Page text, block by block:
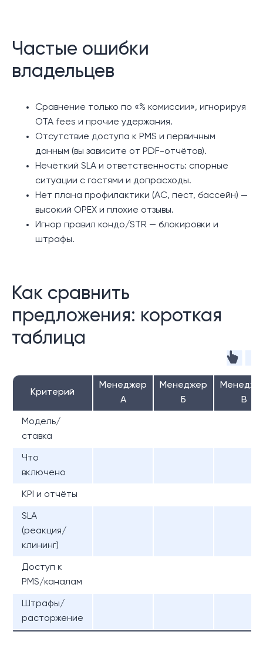
Частые ошибки
владельцев
Сравнение только по «% комиссии», игнорируя
OTA fees и прочие удержания.
Отсутствие доступа к PMS и первичным
данным (вы зависите от PDF-отчётов).
Нечёткий SLA и ответственность: спорные
ситуации с гостями и допрасходы.
Нет плана профилактики (AC, пест, бассейн) —
высокий OPEX и плохие отзывы.
Игнор правил кондо/STR — блокировки и
штрафы.
Как сравнить
предложения: короткая
таблица
Критерий
Менеджер
А
Менеджер
Б
В
Модель/
ставка
Что
включено
KPI и отчёты
SLA
(реакция/
клининг)
Доступ к
PMS/каналам
Штрафы/
расторжение